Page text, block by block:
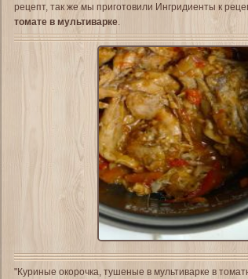
рецепт, так же мы приготовили Ингридиенты к
томате в мультиварке
"Куриные окорочка, тушеные в мультиварке в